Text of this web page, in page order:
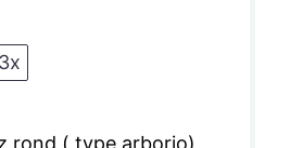
3x
rond ( type arborio)